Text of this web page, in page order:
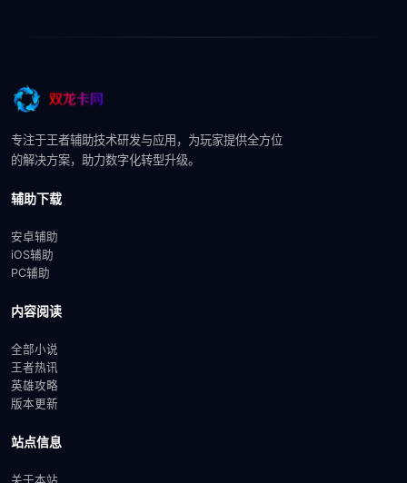
专注于王者辅助技术研发与应用，为玩家提供全方位
的解决方案，助力数字化转型升级。
辅助下载
安卓辅助
iOS辅助
PC辅助
内容阅读
全部小说
王者热讯
英雄攻略
版本更新
站点信息
关于本站